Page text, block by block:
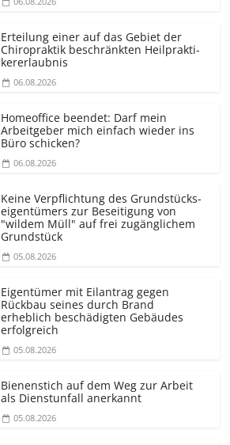
Erteilung einer auf das Gebiet der
Chiropraktik beschränkten Heilprakti­
kererlaubnis
06.08.2026
Homeoffice beendet: Darf mein
Arbeitgeber mich einfach wieder ins
Büro schicken?
06.08.2026
Keine Verpflichtung des Grundstücks­
eigentümers zur Beseitigung von
"wildem Müll" auf frei zugänglichem
Grundstück
05.08.2026
Eigentümer mit Eilantrag gegen
Rückbau seines durch Brand
erheblich beschädigten Gebäudes
erfolgreich
05.08.2026
Bienenstich auf dem Weg zur Arbeit
als Dienstunfall anerkannt
05.08.2026